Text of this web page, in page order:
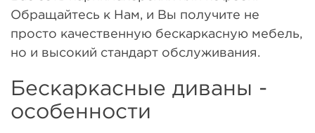
Обращайтесь к Нам, и Вы получите не
просто качественную бескаркасную мебель,
но и высокий стандарт обслуживания.
Бескаркасные диваны -
особенности